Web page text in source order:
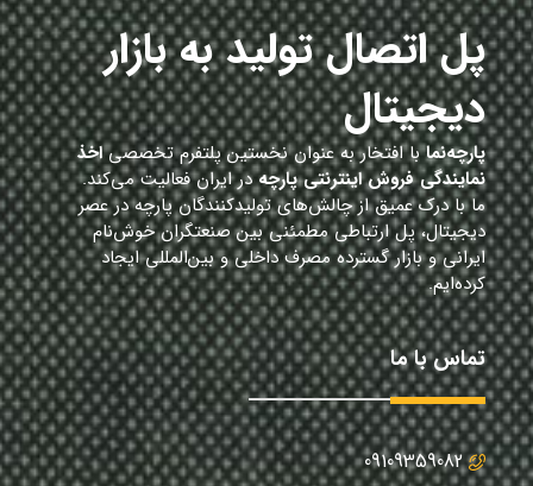
پل اتصال تولید به بازار
دیجیتال
پارچه‌نمابا افتخار به عنوان نخستین پلتفرم تخصصیاخذ
نمایندگی فروش اینترنتی پارچهدر ایران فعالیت می‌کند.
ما با درک عمیق از چالش‌های تولیدکنندگان پارچه در عصر
دیجیتال، پل ارتباطی مطمئنی بین صنعتگران خوش‌نام
ایرانی و بازار گسترده مصرف داخلی و بین‌المللی ایجاد
کرده‌ایم.
تماس با ما
09109359082